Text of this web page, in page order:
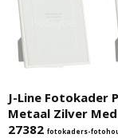
J-Line Fotokader
Metaal Zilver
27382 fotokaders-